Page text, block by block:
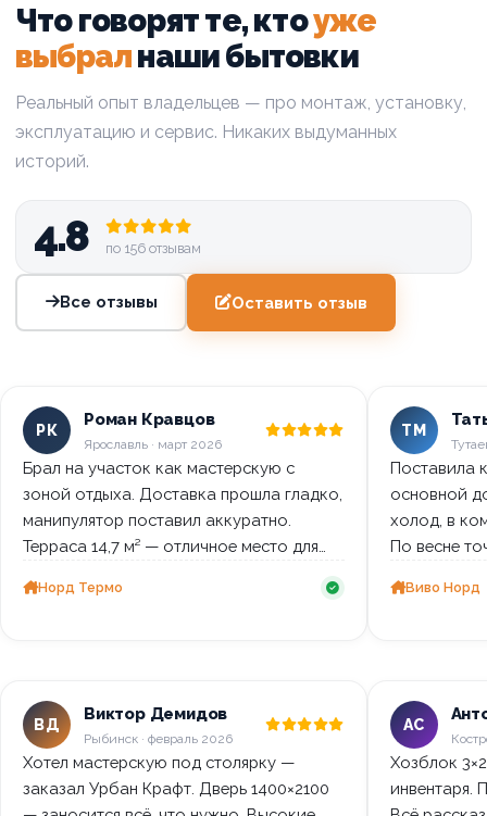
Что говорят те, ктоуже
выбралнаши бытовки
Реальный опыт владельцев — про монтаж, установку,
эксплуатацию и сервис. Никаких выдуманных
историй.
4.8 по 156 отзывам
Все отзывы Оставить отзыв
РК
Роман Кравцов
Ярославль · март 2026
Брал на участок как мастерскую с
зоной отдыха. Доставка прошла гладко,
манипулятор поставил аккуратно.
Терраса 14,7 м² — отличное место для
Норд Термо
ТМ
Поставила
основной
холод, в
По весне
Виво Норд
ВД
Виктор Демидов
Рыбинск · февраль 2026
Хотел мастерскую под столярку —
заказал Урбан Крафт. Дверь 1400×2100
АС
Хозблок
инвентаря.